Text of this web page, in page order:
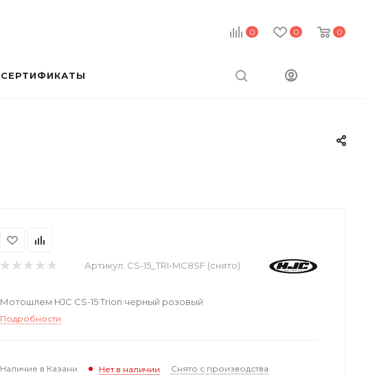
0 0 0
СЕРТИФИКАТЫ
Артикул: CS-15_TRI-MC8SF (снято)
Мотошлем HJC CS-15 Trion черный розовый
Подробности
Наличие в Казани Нет в наличии Снято с производства